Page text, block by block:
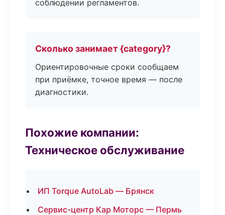
соблюдении регламентов.
Сколько занимает {category}?
Ориентировочные сроки сообщаем
при приёмке, точное время — после
диагностики.
Похожие компании:
Техническое обслуживание
ИП Torque AutoLab — Брянск
Сервис-центр Кар Моторс — Пермь